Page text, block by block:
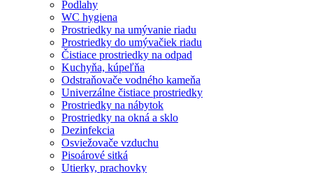
Podlahy
WC hygiena
Prostriedky na umývanie riadu
Prostriedky do umývačiek riadu
Čistiace prostriedky na odpad
Kuchyňa, kúpeľňa
Odstraňovače vodného kameňa
Univerzálne čistiace prostriedky
Prostriedky na nábytok
Prostriedky na okná a sklo
Dezinfekcia
Osviežovače vzduchu
Pisoárové sitká
Utierky, prachovky